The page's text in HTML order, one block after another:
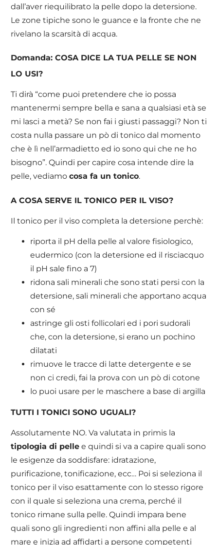
dall’aver riequilibrato la pelle dopo la detersione.
Le zone tipiche sono le guance e la fronte che ne
rivelano la scarsità di acqua.
Domanda: COSA DICE LA TUA PELLE SE NON
LO USI?
Ti dirà “come puoi pretendere che io possa
mantenermi sempre bella e sana a qualsiasi età se
mi lasci a metà? Se non fai i giusti passaggi? Non ti
costa nulla passare un pò di tonico dal momento
che è lì nell’armadietto ed io sono qui che ne ho
bisogno”. Quindi per capire cosa intende dire la
pelle, vediamocosa fa un tonico.
A COSA SERVE IL TONICO PER IL VISO?
Il tonico per il viso completa la detersione perchè:
riporta il pH della pelle al valore fisiologico,
eudermico (con la detersione ed il risciacquo
il pH sale fino a 7)
ridona sali minerali che sono stati persi con la
detersione, sali minerali che apportano acqua
con sé
astringe gli osti follicolari ed i pori sudorali
che, con la detersione, si erano un pochino
dilatati
rimuove le tracce di latte detergente e se
non ci credi, fai la prova con un pò di cotone
lo puoi usare per le maschere a base di argilla
TUTTI I TONICI SONO UGUALI?
Assolutamente NO. Va valutata in primis la
tipologia di pelle e quindi si va a capire quali sono
le esigenze da soddisfare: idratazione,
purificazione, tonificazione, ecc… Poi si seleziona il
tonico per il viso esattamente con lo stesso rigore
con il quale si seleziona una crema, perché il
tonico rimane sulla pelle. Quindi impara bene
quali sono gli ingredienti non affini alla pelle e al
mare e inizia ad affidarti a persone competenti